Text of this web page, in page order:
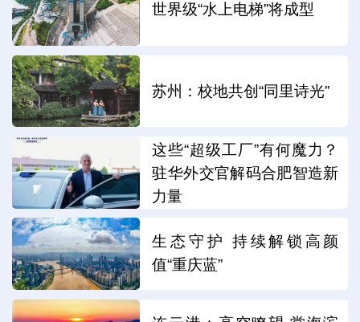
世界级“水上电梯”将成型
苏州：校地共创“同里诗光”
这些“超级工厂”有何魔力？
驻华外交官解码合肥智造新
力量
生态守护 持续解锁高颜
值“重庆蓝”